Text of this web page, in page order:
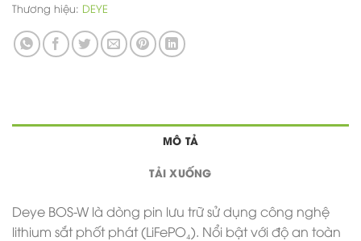
Thương hiệu: DEYE
MÔ TẢ
TẢI XUỐNG
Deye BOS-W là dòng pin lưu trữ sử dụng công nghệ
lithium sắt phốt phát (LiFePO₄). Nổi bật với độ an toàn